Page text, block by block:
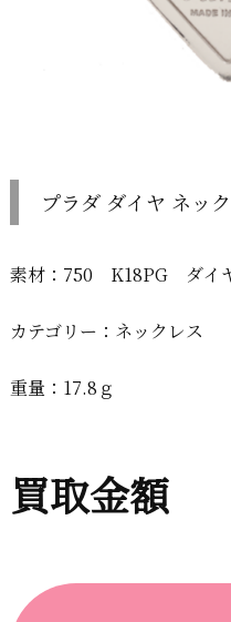
プラダ ダイヤ ネッ
素材：750 K18PG ダイ
カテゴリー：ネックレス
重量：17.8ｇ
買取金額